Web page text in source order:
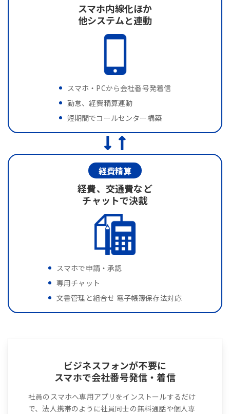
スマホ内線化ほか
他システムと連動
スマホ・PCから会社番号発着信
勤怠、経費精算連動
短期間でコールセンター構築
経費精算
経費、交通費など
チャットで決裁
スマホで申請・承認
専用チャット
文書管理と組合せ 電子帳簿保存法対応
ビジネスフォンが不要に
スマホで会社番号発信・着信
社員のスマホへ専用アプリをインストールするだけ
で、法人携帯のように社員同士の無料通話や個人専